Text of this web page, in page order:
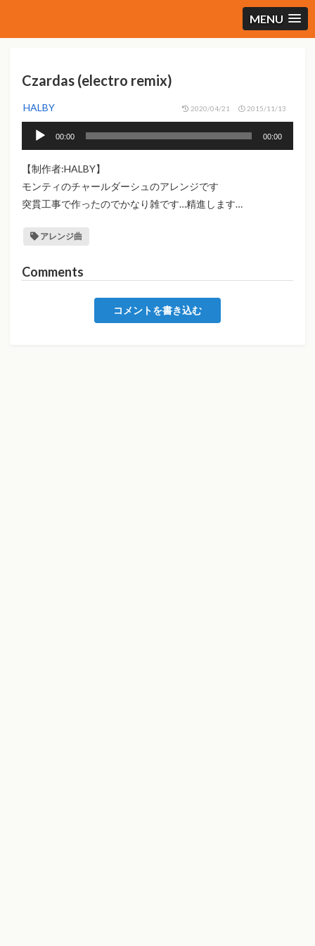
MENU
Czardas (electro remix)
HALBY 2020/04/21 2015/11/13
声
プ
レ
ー
ー
00:00 00:00
【制作者:HALBY】
モンティのチャールダーシュのアレンジです
突貫工事で作ったのでかなり雑です…精進します…
アレンジ曲
Comments
コメントを書き込む